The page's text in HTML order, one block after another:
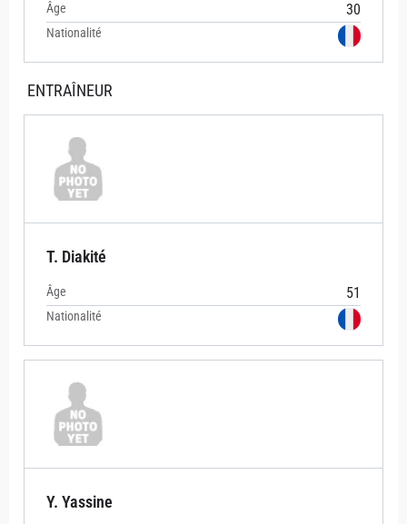
Âge 30
Nationalité
ENTRAÎNEUR
T. Diakité
Âge 51
Nationalité
Y. Yassine